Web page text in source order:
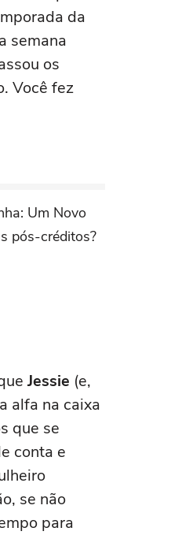
da
semana
os
Você fez
Um Novo
pós-créditos?
Jessie (e,
alfa na caixa
que se
conta e
se não
para